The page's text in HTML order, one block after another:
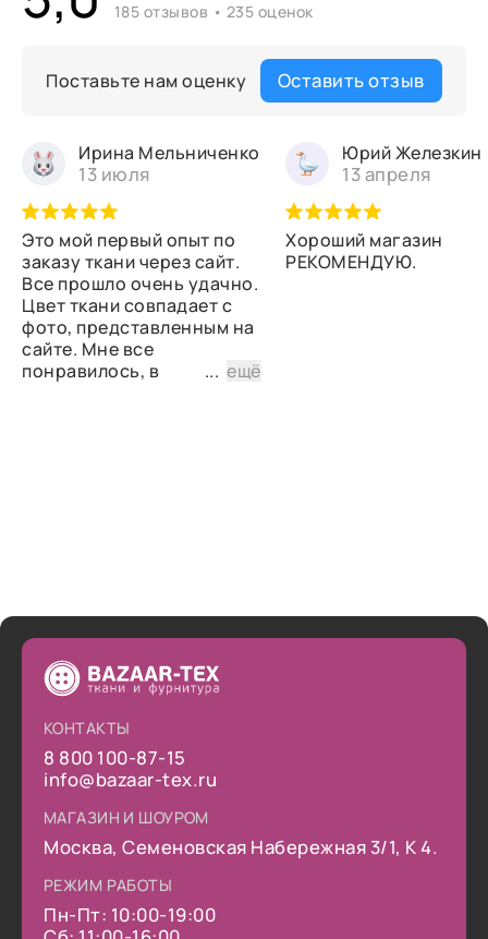
185 отзывов • 235 оценок
Поставьте нам оценку Оставить отзыв
Ирина Мельниченко
13 июля
Это мой первый опыт по
заказу ткани через сайт.
Все прошло очень удачно.
Цвет ткани совпадает с
фото, представленным на
сайте. Мне все
понравилось, в
...ещё
Юрий Железкин
13 апреля
Хороший магазин
РЕКОМЕНДУЮ.
КОНТАКТЫ
8 800 100-87-15
info@bazaar-tex.ru
МАГАЗИН И ШОУРОМ
Москва, Семеновская Набережная 3/1, К 4.
РЕЖИМ РАБОТЫ
Пн-Пт: 10:00-19:00